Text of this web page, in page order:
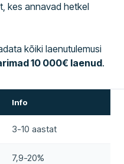
kes annavad hetkel
kõiki laenutulemusi
10 000€ laenud.
Info
3-10 aastat
7,9-20%